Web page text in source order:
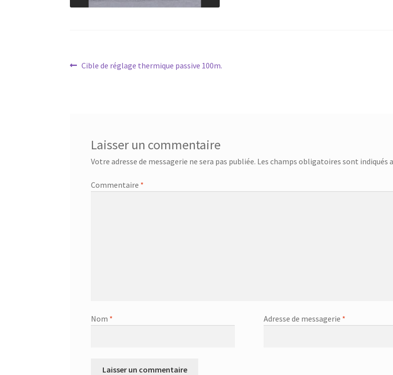
Navigation
Article
Cible de réglage thermique passive 100m.
Laisser un commentaire
Votre adresse de messagerie ne sera pas publiée. Les champs obligatoires sont indiqués
Commentaire *
Nom * Adresse de messagerie *